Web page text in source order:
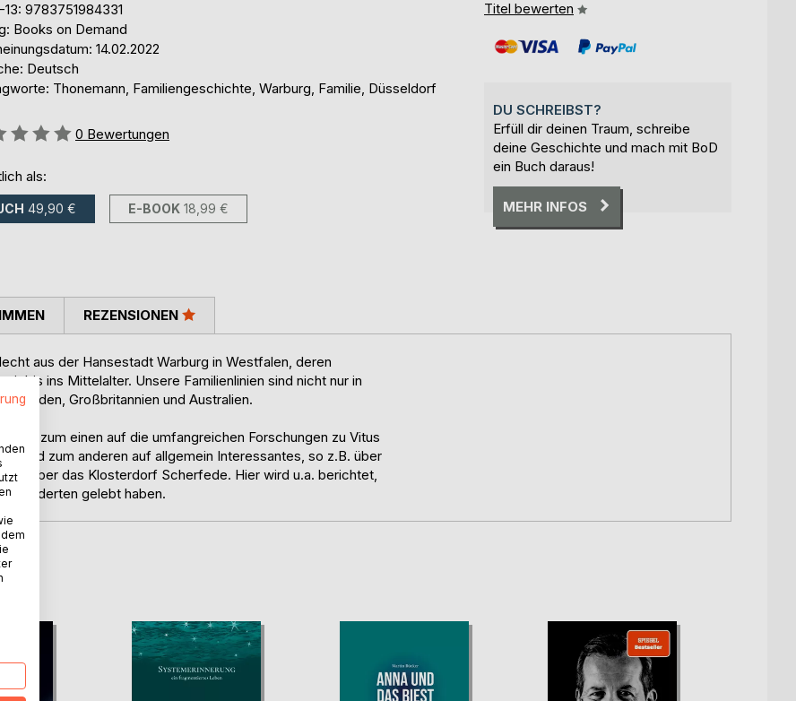
13: 9783751984331
Books on Demand
14.02.2022
Deutsch
Thonemann, Familiengeschichte, Warburg, Familie, Düsseldorf
0 Bewertungen
als:
49,90 € E-BOOK 18,99 €
Titel bewerten
DU SCHREIBST?
Erfüll dir deinen Traum, schreibe
deine Geschichte und mach mit BoD
ein Buch daraus!
MEHR INFOS
aus der Hansestadt Warburg in Westfalen, deren
bis ins Mittelalter. Unsere Familienlinien sind nicht nur in
Großbritannien und Australien.
zum einen auf die umfangreichen Forschungen zu Vitus
und zum anderen auf allgemein Interessantes, so z.B. über
über das Klosterdorf Scherfede. Hier wird u.a. berichtet,
gelebt haben.
REZENSIONEN